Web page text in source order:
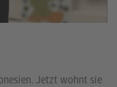
Jetzt wohnt sie